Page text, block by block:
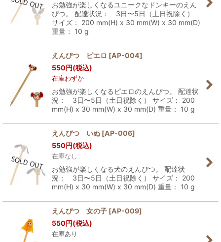
お勉強が楽しくなるユニークなドンキーのえん
ぴつ。 配達状況： 3日〜5日（土日祝除く）
サイズ： 200 mm(H) x 30 mm(W) x 30 mm(D)
重量： 10 g
えんぴつ ピエロ [AP-004]
550円(税込)
在庫わずか
お勉強が楽しくなるピエロのえんぴつ。 配達状
況： 3日〜5日（土日祝除く） サイズ： 200
mm(H) x 30 mm(W) x 30 mm(D) 重量： 10 g
えんぴつ いぬ [AP-006]
550円(税込)
在庫なし
お勉強が楽しくなる犬のえんぴつ。 配達状
況： 3日〜5日（土日祝除く） サイズ： 200
mm(H) x 30 mm(W) x 30 mm(D) 重量： 10 g
えんぴつ 女の子 [AP-009]
550円(税込)
在庫あり